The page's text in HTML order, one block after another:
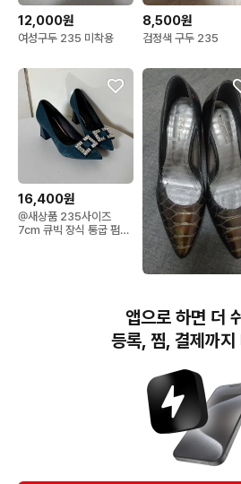
12,000원
여성구두 235 미착용
8,500원
검정색 구두 235
16,400원
@새상품 235사이즈
7cm 큐빅 장식 통굽 펌프
zooty paris 여자하
구두 235
번개장터(주) 사업자정보, 이용약관 및 기타 법적고지
번개장터㈜는 통신판매중개자이며, 통신판매의 당사자가 아닙
소비자보호에 관한 법률 등 관련 법령 및 번개장터㈜의 약관에
개별 판매자에게 귀속하고, 번개장터㈜는 원칙적으로 회원간
다만, 번개장터㈜가 직접 판매하는 상품에 대한 책임은 번개
앱으로 하면 더
등록, 찜, 결제까지